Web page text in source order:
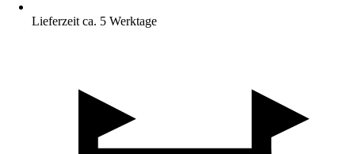
Lieferzeit ca. 5 Werktage